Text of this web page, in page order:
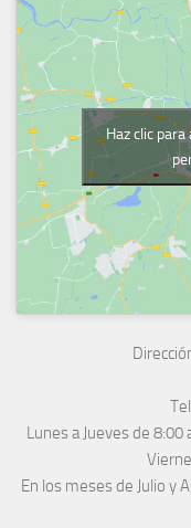
Haz clic
Lunes a Jueves de 8:00
En los meses de Julio y